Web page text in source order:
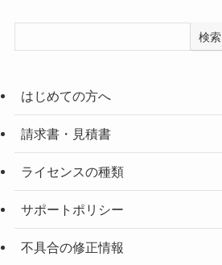
検索
はじめての方へ
請求書・見積書
ライセンスの種類
サポートポリシー
不具合の修正情報